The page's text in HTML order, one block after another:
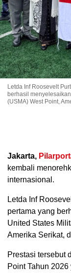
Letda Inf Roosevelt
berhasil
(USMA) West Point,
Jakarta,
kembali
internasional.
Letda Inf
pertama yang
United States
Amerika Serikat,
Prestasi tersebut
Point Tahun